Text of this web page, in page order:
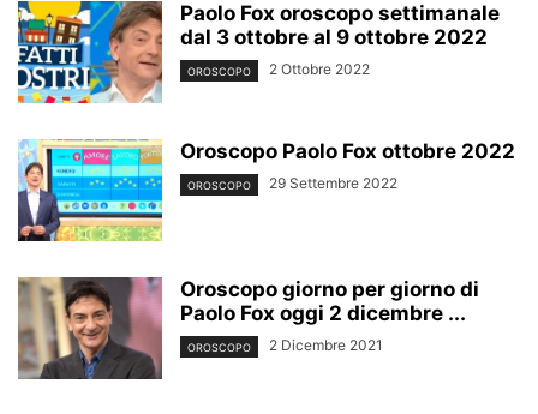
Paolo Fox oroscopo settimanale
dal 3 ottobre al 9 ottobre 2022
OROSCOPO 2 Ottobre 2022
Oroscopo Paolo Fox ottobre 2022
OROSCOPO 29 Settembre 2022
Oroscopo giorno per giorno di
Paolo Fox oggi 2 dicembre ...
OROSCOPO 2 Dicembre 2021